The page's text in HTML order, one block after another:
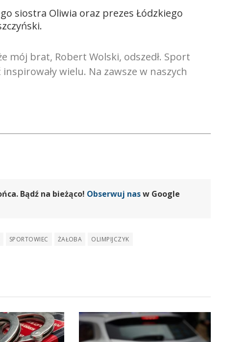
siostra Oliwia oraz prezes Łódzkiego
mój brat, Robert Wolski, odszedł. Sport
wielu. Na zawsze w naszych
Bądź na bieżąco! Obserwuj nasw Google
SPORTOWIEC ŻAŁOBA OLIMPIJCZYK